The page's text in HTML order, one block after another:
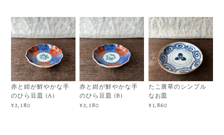
赤と紺が鮮やかな手
のひら豆皿 (A)
¥2,180
赤と紺が鮮やかな手
のひら豆皿 (B)
¥2,180
たこ唐草のシンプル
なお皿
¥1,860